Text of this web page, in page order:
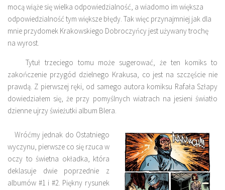
mocą wiąże się wielka odpowiedzialność, a wiadomo im większa
odpowiedzialność tym większe błędy. Tak więc przynajmniej jak dla
mnie przydomek Krakowskiego Dobroczyńcy jest używany trochę
na wyrost.
Tytuł trzeciego tomu może sugerować, że ten komiks to
zakończenie przygód dzielnego Krakusa, co jest na szczęście nie
prawdą. Z pierwszej ręki, od samego autora komiksu Rafała Szłapy
dowiedziałem się, że przy pomyślnych wiatrach na jesieni światło
dzienne ujrzy świeżutki album Blera.
Wróćmy jednak do Ostatniego
wyczynu, pierwsze co się rzuca w
oczy to świetna okładka, która
deklasuje dwie poprzednie z
albumów #1 i #2. Piękny rysunek